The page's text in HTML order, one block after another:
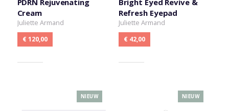
PDRN Rejuvenating
Cream
Juliette Armand
€ 120,00
Bright Eyed Revive &
Refresh Eyepad
Juliette Armand
€ 42,00
NIEUW NIEUW